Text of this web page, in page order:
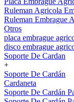
Ruleman Agricola
Ruleman Embrague
Otros
placa embrague
disco embrague
Soporte De Cardan
+
Soporte De Cardán
Cardaneta
Soporte De Cardán